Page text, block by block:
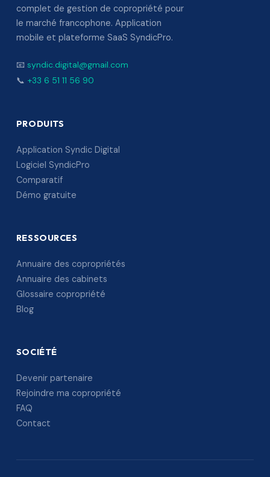
complet de gestion de copropriété pour
le marché francophone. Application
mobile et plateforme SaaS SyndicPro.
📧 syndic.digital@gmail.com
📞 +33 6 51 11 56 90
PRODUITS
Application Syndic Digital
Logiciel SyndicPro
Comparatif
Démo gratuite
RESSOURCES
Annuaire des copropriétés
Annuaire des cabinets
Glossaire copropriété
Blog
SOCIÉTÉ
Devenir partenaire
Rejoindre ma copropriété
FAQ
Contact